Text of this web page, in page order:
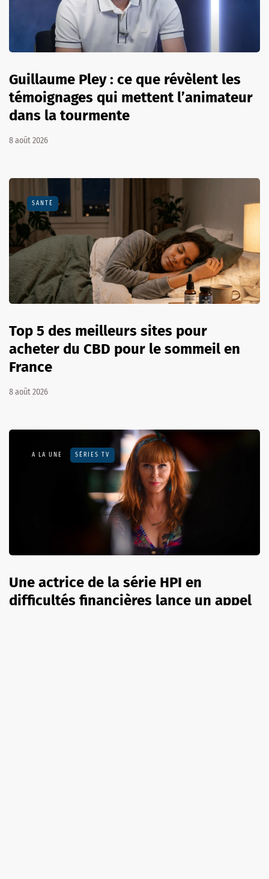
Guillaume Pley : ce que révèlent les
témoignages qui mettent l’animateur
dans la tourmente
8 août 2026
SANTÉ
Top 5 des meilleurs sites pour
acheter du CBD pour le sommeil en
France
8 août 2026
A LA UNE SÉRIES TV
Une actrice de la série HPI en
difficultés financières lance un appel